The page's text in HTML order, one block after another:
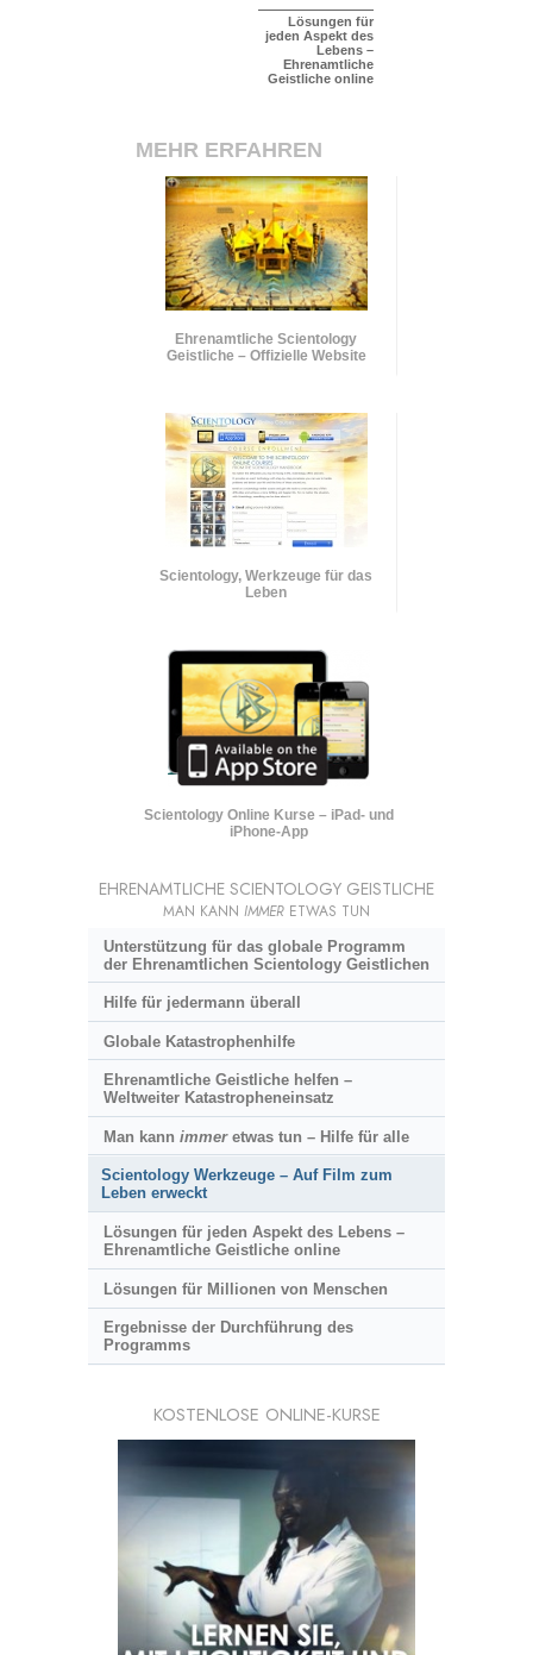
Lösungen für
jeden Aspekt des
Lebens –
Ehrenamtliche
Geistliche online
MEHR ERFAHREN
Ehrenamtliche Scientology
Geistliche – Offizielle Website
Scientology, Werkzeuge für das
Leben
Scientology Online Kurse – iPad- und
iPhone-App
EHRENAMTLICHE SCIENTOLOGY GEISTLICHE
MAN KANN IMMER ETWAS TUN
Unterstützung für das globale Programm
der Ehrenamtlichen Scientology Geistlichen
Hilfe für jedermann überall
Globale Katastrophenhilfe
Ehrenamtliche Geistliche helfen –
Weltweiter Katastropheneinsatz
Man kann immeretwas tun – Hilfe für alle
Scientology Werkzeuge – Auf Film zum
Leben erweckt
Lösungen für jeden Aspekt des Lebens –
Ehrenamtliche Geistliche online
Lösungen für Millionen von Menschen
Ergebnisse der Durchführung des
Programms
KOSTENLOSE ONLINE-KURSE